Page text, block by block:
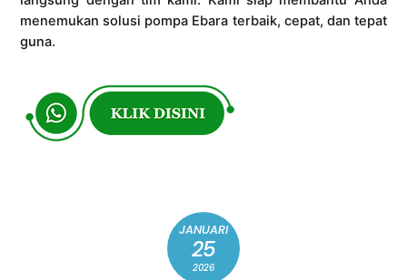
menemukan solusi pompa Ebara terbaik, cepat, dan tepat
guna.
JANUARI
25
2026